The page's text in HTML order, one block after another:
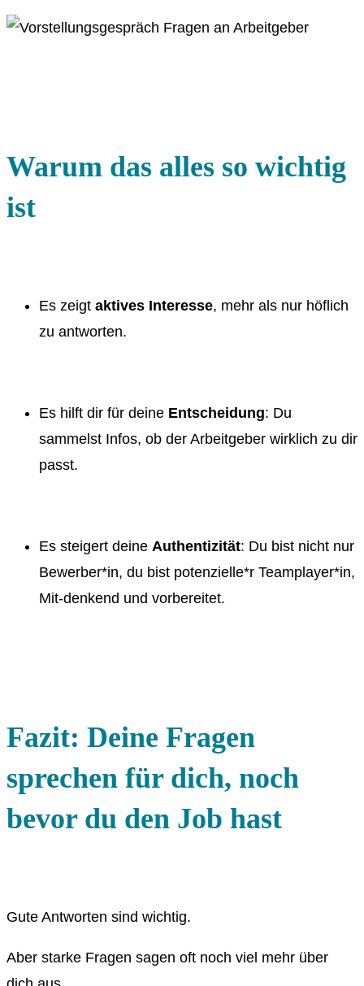
Warum das alles so wichtig
ist
Es zeigt aktives Interesse, mehr als nur höflich
zu antworten.
Es hilft dir für deine Entscheidung: Du
sammelst Infos, ob der Arbeitgeber wirklich zu dir
passt.
Es steigert deine Authentizität: Du bist nicht nur
Bewerber*in, du bist potenzielle*r Teamplayer*in,
Mit-denkend und vorbereitet.
Fazit: Deine Fragen
sprechen für dich, noch
bevor du den Job hast
Gute Antworten sind wichtig.
Aber starke Fragen sagen oft noch viel mehr über